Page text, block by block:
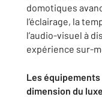
domotiques
l’éclairage, la
l’audio-visuel à
expérience sur-
Les
dimension du luxe